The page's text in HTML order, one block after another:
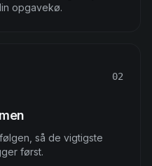
opgavekø.
02
så de vigtigste
først.